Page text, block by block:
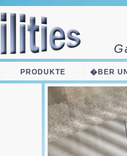
     PRODUKTE
�BER